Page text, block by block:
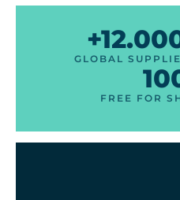
GLOBAL
FREE FOR